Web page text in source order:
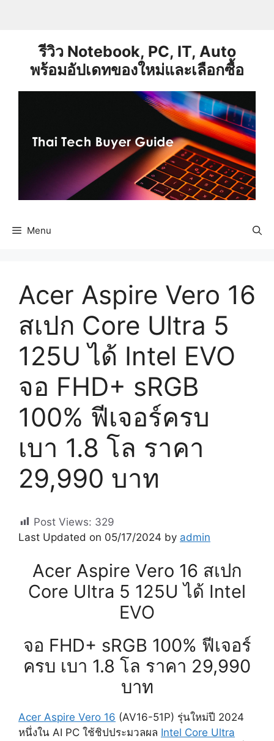
รีวิว Notebook, PC, IT, Auto
พร้อมอัปเดทของใหม่และเลือกซื้อ
Menu
Acer Aspire Vero 16
สเปก Core Ultra 5
125U ได้ Intel EVO
จอ FHD+ sRGB
100% ฟีเจอร์ครบ
เบา 1.8 โล ราคา
29,990 บาท
Post Views: 329
Last Updated on 05/17/2024 by admin
Acer Aspire Vero 16 สเปก
Core Ultra 5 125U ได้ Intel
EVO
จอ FHD+ sRGB 100% ฟีเจอร์
ครบ เบา 1.8 โล ราคา 29,990
บาท
Acer Aspire Vero 16 (AV16-51P) รุ่นใหม่ปี 2024
หนึ่งใน AI PC ใช้ชิปประมวลผล Intel Core Ultra